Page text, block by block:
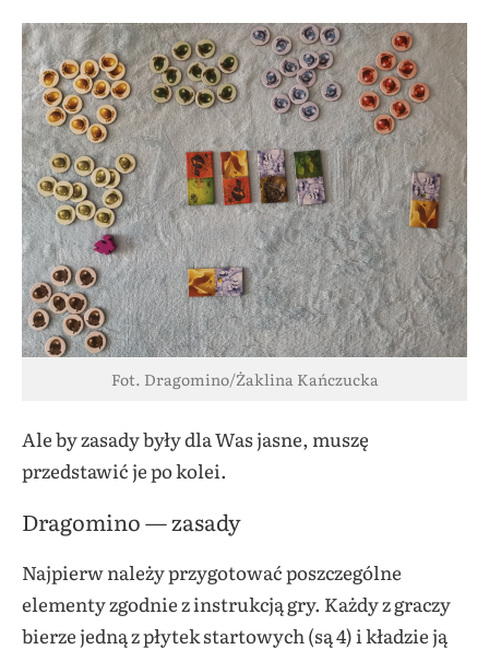
Fot. Dragomino/Żaklina Kańczucka
Ale by zasady były dla Was jasne, muszę
przedstawić je po kolei.
Dragomino — zasady
Najpierw należy przygotować poszczególne
elementy zgodnie z instrukcją gry. Każdy z graczy
bierze jedną z płytek startowych (są 4) i kładzie ją